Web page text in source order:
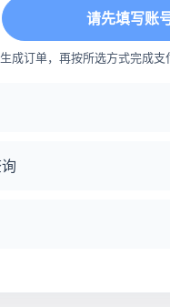
请先填写账
成订单，再按所选方式完成支